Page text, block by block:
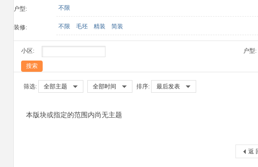
户型: 不限
装修: 不限 毛坯 精装 简装
小区: 户型:
搜索
筛选: 全部主题 全部时间 排序: 最后发表
本版块或指定的范围内尚无主题
返